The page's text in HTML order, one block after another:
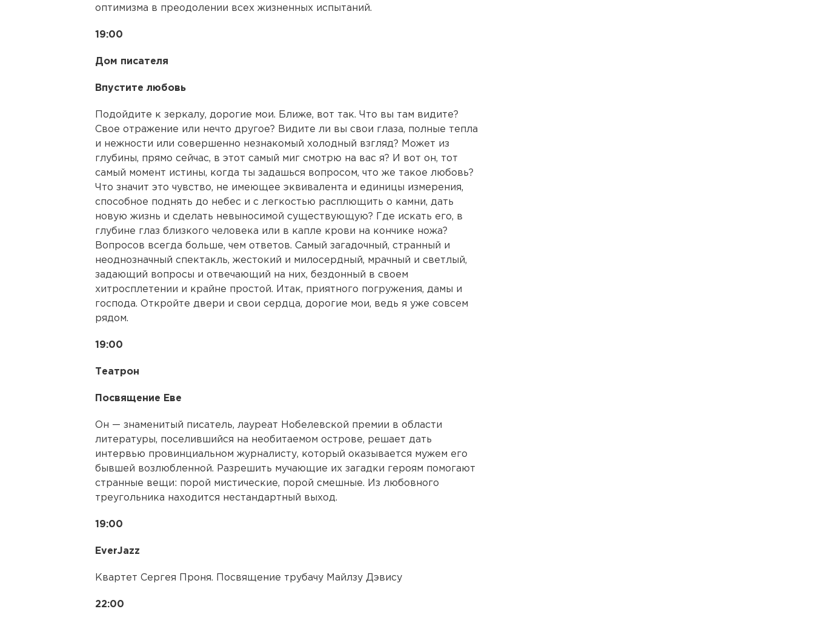
оптимизма в преодолении всех жизненных испытаний.
19:00
Дом писателя
Впустите любовь
Подойдите к зеркалу, дорогие мои. Ближе, вот так. Что вы там видите?
Свое отражение или нечто другое? Видите ли вы свои глаза, полные тепла
и нежности или совершенно незнакомый холодный взгляд? Может из
глубины, прямо сейчас, в этот самый миг смотрю на вас я? И вот он, тот
самый момент истины, когда ты задашься вопросом, что же такое любовь?
Что значит это чувство, не имеющее эквивалента и единицы измерения,
способное поднять до небес и с легкостью расплющить о камни, дать
новую жизнь и сделать невыносимой существующую? Где искать его, в
глубине глаз близкого человека или в капле крови на кончике ножа?
Вопросов всегда больше, чем ответов. Самый загадочный, странный и
неоднозначный спектакль, жестокий и милосердный, мрачный и светлый,
задающий вопросы и отвечающий на них, бездонный в своем
хитросплетении и крайне простой. Итак, приятного погружения, дамы и
господа. Откройте двери и свои сердца, дорогие мои, ведь я уже совсем
рядом.
19:00
Театрон
Посвящение Еве
Он — знаменитый писатель, лауреат Нобелевской премии в области
литературы, поселившийся на необитаемом острове, решает дать
интервью провинциальном журналисту, который оказывается мужем его
бывшей возлюбленной. Разрешить мучающие их загадки героям помогают
странные вещи: порой мистические, порой смешные. Из любовного
треугольника находится нестандартный выход.
19:00
EverJazz
Квартет Сергея Проня. Посвящение трубачу Майлзу Дэвису
22:00